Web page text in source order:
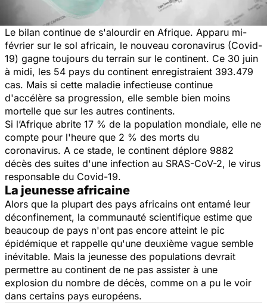
Le bilan continue de s'alourdir en Afrique. Apparu mi-
février sur le sol africain, le nouveau coronavirus (Covid-
19) gagne toujours du terrain sur le continent. Ce 30 juin
à midi, les 54 pays du continent enregistraient 393.479
cas. Mais si cette maladie infectieuse continue
d'accélère sa progression, elle semble bien moins
mortelle que sur les autres continents.
Si l’Afrique abrite 17 % de la population mondiale, elle ne
compte pour l'heure que 2 % des morts du
coronavirus. A ce stade, le continent déplore 9882
décès des suites d'une infection au SRAS-CoV-2, le virus
responsable du Covid-19.
La jeunesse africaine
Alors que la plupart des pays africains ont entamé leur
déconfinement, la communauté scientifique estime que
beaucoup de pays n'ont pas encore atteint le pic
épidémique et rappelle qu'une deuxième vague semble
inévitable. Mais la jeunesse des populations devrait
permettre au continent de ne pas assister à une
explosion du nombre de décès, comme on a pu le voir
dans certains pays européens.